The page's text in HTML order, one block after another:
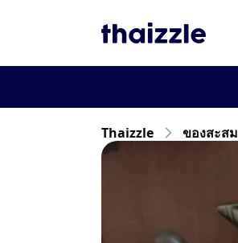
Thaizzle ของสะสม